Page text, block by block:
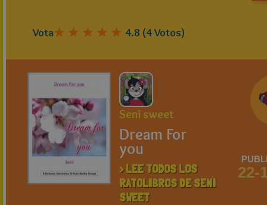
Vota 4.8 (4Votos)
Seni sweet
Dream For
you
> LEE TODOS LOS
RATOLIBROS DE SENI
SWEET
22-